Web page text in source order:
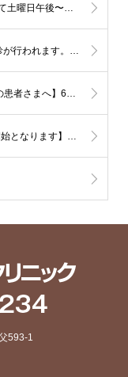
これより秋までは夏季体制として土曜日午後〜日曜は少人数での運用となります。診察状況により診療の遅延を生じる可能性も考慮されますが対応人数は維持する必要がありますので発熱への検査は流行状況をもとに当日判断が必要なものに限定した対応とさせて頂きます。
593-1